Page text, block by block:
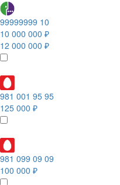
99999999 10
10 000 000 ₽
12 000 000 ₽
981 001 95 95
125 000 ₽
981 099 09 09
100 000 ₽